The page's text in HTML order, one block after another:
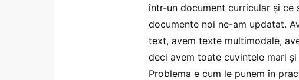
într-un document curricular și ce
documente noi ne-am updatat.
text, avem texte multimodale,
deci avem toate cuvintele mari
Problema e cum le punem în